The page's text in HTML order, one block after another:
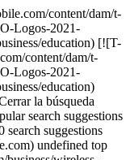
content/dam/t-
Logos-2021-
education) [![T-
content/dam/t-
Logos-2021-
education)
la búsqueda
search suggestions
search suggestions
undefined top